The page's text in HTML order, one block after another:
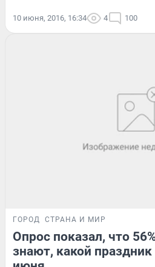
10 июня, 2016, 16:34 4 100
ГОРОД СТРАНА И МИР
Опрос показал, что
знают, какой